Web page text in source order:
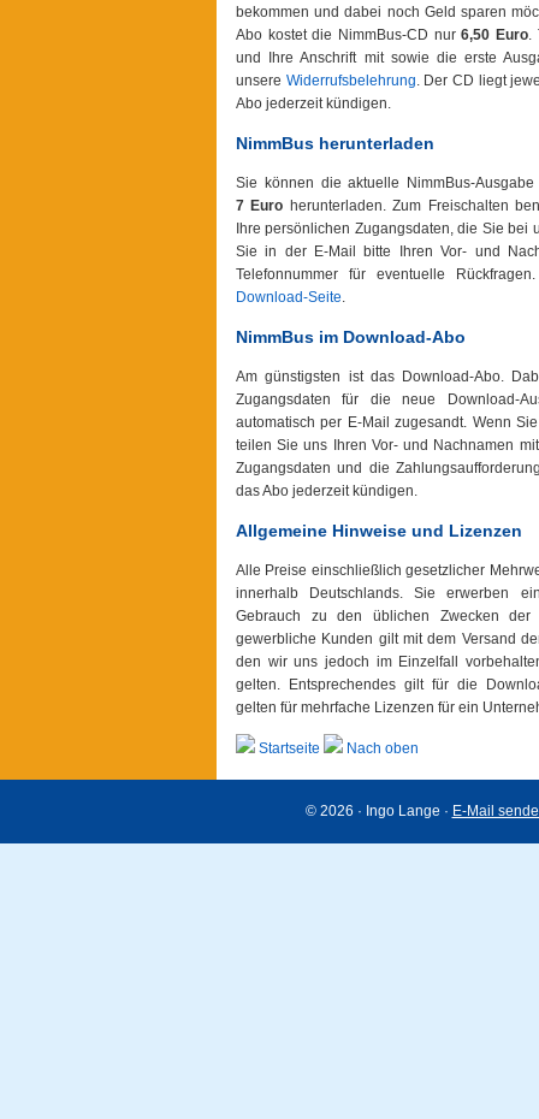
bekommen und dabei noch Geld sparen
Abo kostet die NimmBus-CD nur6,50 Euro.
und Ihre Anschrift mit sowie die erste
unsere Widerrufsbelehrung. Der CD liegt
Abo jederzeit kündigen.
NimmBus herunterladen
Sie können die aktuelle NimmBus-
7 Euro herunterladen. Zum Freischalten
Ihre persönlichen Zugangsdaten, die Sie bei
Sie in der E-Mail bitte Ihren Vor- und
Telefonnummer für eventuelle
Download-Seite.
NimmBus im Download-Abo
Am günstigsten ist das Download-Abo.
Zugangsdaten für die neue Download-
automatisch per E-Mail zugesandt. Wenn
teilen Sie uns Ihren Vor- und Nachnamen
Zugangsdaten und die
das Abo jederzeit kündigen.
Allgemeine Hinweise und Lizenzen
Alle Preise einschließlich gesetzlicher
innerhalb Deutschlands. Sie erwerben
Gebrauch zu den üblichen Zwecken der
gewerbliche Kunden gilt mit dem Versand
den wir uns jedoch im Einzelfall
gelten. Entsprechendes gilt für die
gelten für mehrfache Lizenzen für ein
Startseite Nach oben
© 2026 · Ingo Lange · E-Mail